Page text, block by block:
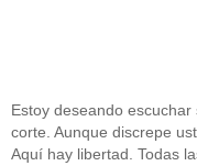
Estoy deseando
corte. Aunque discrepe
Aquí hay libertad. Todas